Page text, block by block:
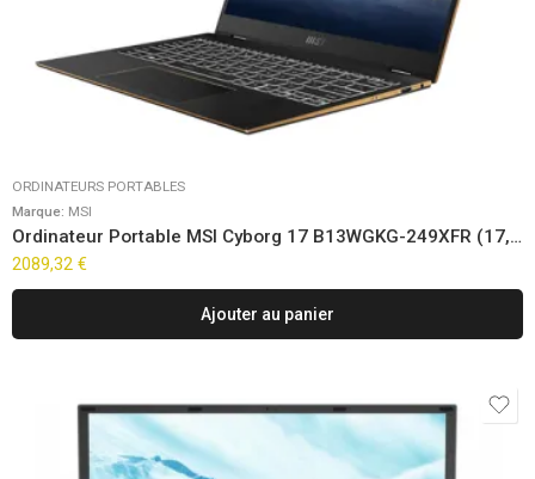
ORDINATEURS PORTABLES
Marque: MSI
Ordinateur Portable MSI Cyborg 17 B13WGKG-249XFR (17,3″) FreeDOS
2089,32 €
Ajouter au panier